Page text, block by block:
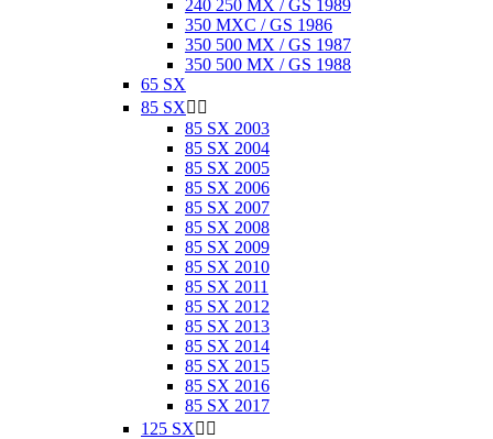
240 250 MX / GS 1989
350 MXC / GS 1986
350 500 MX / GS 1987
350 500 MX / GS 1988
65 SX
85 SX 
85 SX 2003
85 SX 2004
85 SX 2005
85 SX 2006
85 SX 2007
85 SX 2008
85 SX 2009
85 SX 2010
85 SX 2011
85 SX 2012
85 SX 2013
85 SX 2014
85 SX 2015
85 SX 2016
85 SX 2017
125 SX 